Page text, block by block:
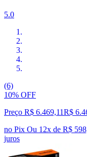
5.0
(6)
10% OFF
Preço R$ 6.469,11R$
no Pix Ou 12x de R$
juros